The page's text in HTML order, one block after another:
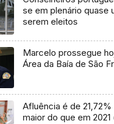
se em plenário quase
serem eleitos
Marcelo prossegue
Área da Baía de São
Afluência é de 21,72%
maior do que em 2021